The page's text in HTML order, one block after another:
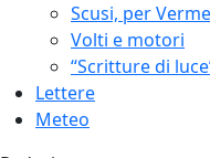
Scusi, per
Volti e motori
“Scritture di
Lettere
Meteo